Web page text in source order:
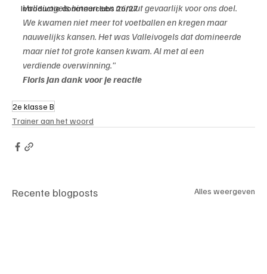
Introductie donateurclubs 26/27
Valleivogels binnen een minuut gevaarlijk voor ons doel.
We kwamen niet meer tot voetballen en kregen maar
nauwelijks kansen. Het was Valleivogels dat domineerde
maar niet tot grote kansen kwam. Al met al een
verdiende overwinning."
Floris Jan dank voor je reactie
2e klasse B
Trainer aan het woord
Recente blogposts Alles weergeven